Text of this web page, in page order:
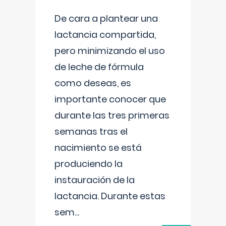
De cara a plantear una
lactancia compartida,
pero minimizando el uso
de leche de fórmula
como deseas, es
importante conocer que
durante las tres primeras
semanas tras el
nacimiento se está
produciendo la
instauración de la
lactancia. Durante estas
sem...